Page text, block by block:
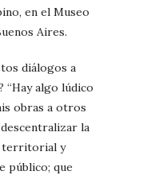
en el Museo
Aires.
diálogos a
algo lúdico
obras a otros
la
territorial y
público; que